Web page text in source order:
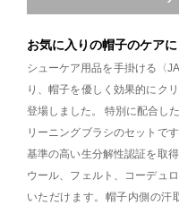
お気に入りの帽子のケアに
シューケア用品を手掛ける〈
り、帽子を優しく効果的にク
登場しました。 特別に配合し
リーニングブラシのセットで
基準の高い生分解性認証を取
ウール、フェルト、コーデュ
いただけます。帽子内側の汗